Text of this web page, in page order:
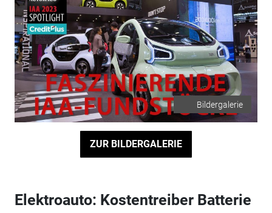
Bildergalerie
ZUR BILDERGALERIE
Elektroauto: Kostentreiber Batterie